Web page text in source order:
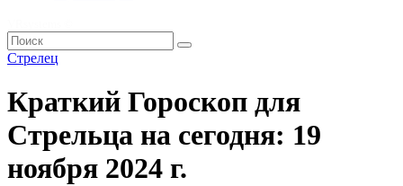
Стрелец
Краткий Гороскоп для
Стрельца на сегодня: 19
ноября 2024 г.